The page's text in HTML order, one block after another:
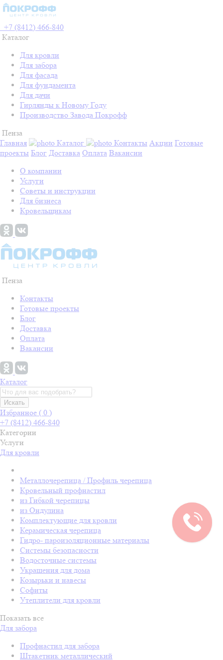
+7 (8412) 466-840
Каталог
Для кровли
Для забора
Для фасада
Для фундамента
Для дачи
Гирлянды к Новому Году
Производство Завода Покрофф
Пенза
Главная
Каталог Контакты Акции Готовые
проекты Блог Доставка Оплата Вакансии
О компании
Услуги
Советы и инструкции
Для бизнеса
Кровельщикам
Пенза
Контакты
Готовые проекты
Блог
Доставка
Оплата
Вакансии
Каталог
Искать
Избранное ( 0 )
+7 (8412) 466-840
Категории
Услуги
Для кровли
Металлочерепица / Профиль черепица
Кровельный профнастил
из Гибкой черепицы
из Ондулина
Комплектующие для кровли
Керамическая черепица
Гидро- пароизоляционные материалы
Системы безопасности
Водосточные системы
Украшения для дома
Козырьки и навесы
Софиты
Утеплители для кровли
Показать все
Для забора
Профнастил для забора
Штакетник металлический